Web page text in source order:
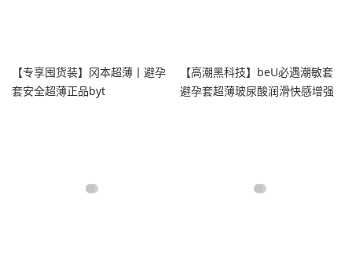
【专享囤货装】冈本超薄丨避孕
套安全超薄正品byt
【高潮黑科技】beU必遇潮敏套
避孕套超薄玻尿酸润滑快感增强